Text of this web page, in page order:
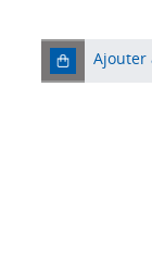
Ajouter